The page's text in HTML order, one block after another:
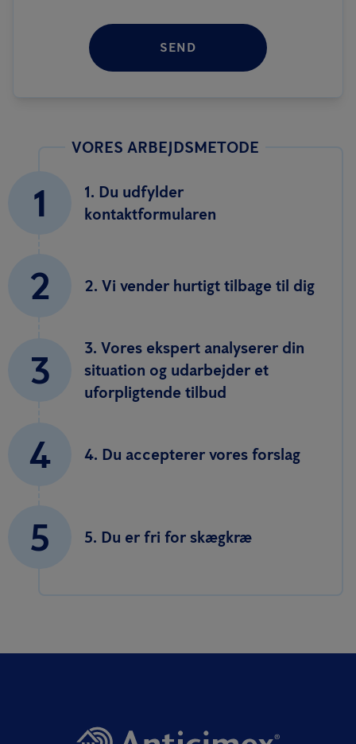
SEND
VORES ARBEJDSMETODE
1
1. Du udfylder
kontaktformularen
2 2. Vi vender hurtigt tilbage til dig
3
3. Vores ekspert analyserer din
situation og udarbejder et
uforpligtende tilbud
4 4. Du accepterer vores forslag
5 5. Du er fri for skægkræ